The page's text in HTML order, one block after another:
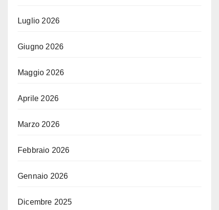
Luglio 2026
Giugno 2026
Maggio 2026
Aprile 2026
Marzo 2026
Febbraio 2026
Gennaio 2026
Dicembre 2025